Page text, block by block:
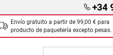
+34
Envío gratuito a partir de 99,00 € para
producto de paquetería excepto pesas.